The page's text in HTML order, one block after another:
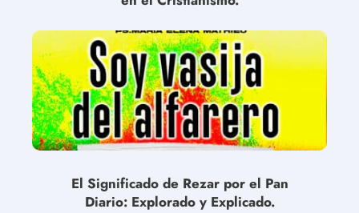
El Significado de Rezar por el Pan
Diario: Explorado y Explicado.